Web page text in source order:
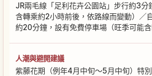
JR兩毛線「足利花卉公園站」步行約3分
含轉乘約2小時前後，依路線而變動）／
約20分鐘，設有免費停車場（旺季可能
人潮與避開建議
紫藤花期（例年4月中旬～5月中旬）特